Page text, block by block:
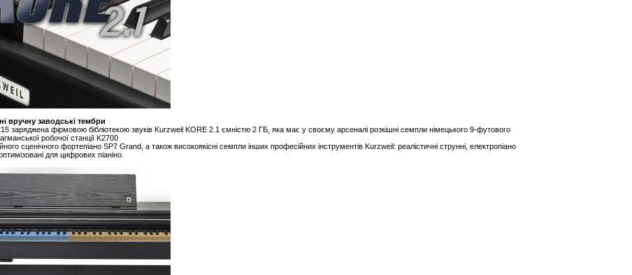
вручну заводські тембри
заряджена фірмовою бібліотекою звуків Kurzweil KORE 2.1 ємністю 2 ГБ, яка має у своєму арсеналі розкішні семпли німецького 9-футового
робочої станції K2700
сценічного фортепіано SP7 Grand, а також високоякісні семпли інших професійних інструментів Kurzweil: реалістичні струнні, електропіано
для цифрових піаніно.